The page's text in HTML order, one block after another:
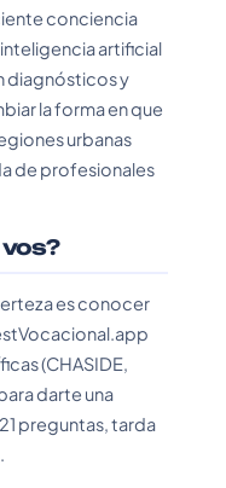
conciencia
artificial
diagnósticos y
la forma en que
urbanas
de profesionales
es conocer
(CHASIDE,
darte una
preguntas, tarda